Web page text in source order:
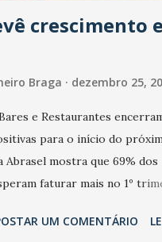
crescimento
Braga dezembro 25,
e Restaurantes
para o início do
Abrasel mostra que 69% dos
faturar mais no 1º
deste ano, 56%
UM COMENTÁRIO